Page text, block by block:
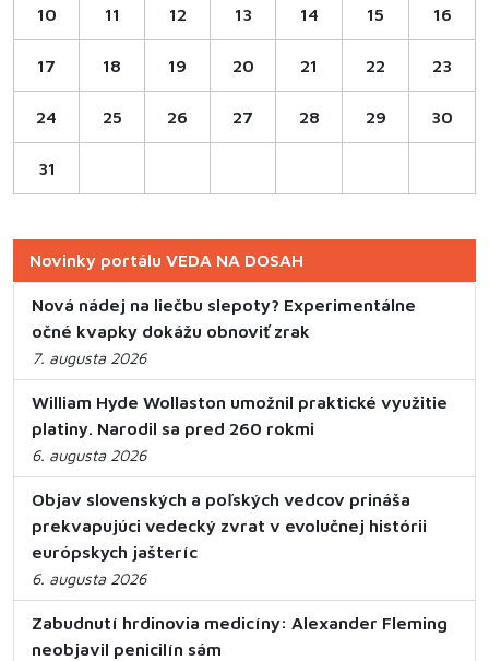
10 11 12 13 14 15 16
17 18 19 20 21 22 23
24 25 26 27 28 29 30
31
Novinky portálu VEDA NA DOSAH
Nová nádej na liečbu slepoty? Experimentálne
očné kvapky dokážu obnoviť zrak
7. augusta 2026
William Hyde Wollaston umožnil praktické využitie
platiny. Narodil sa pred 260 rokmi
6. augusta 2026
Objav slovenských a poľských vedcov prináša
prekvapujúci vedecký zvrat v evolučnej histórii
európskych jašteríc
6. augusta 2026
Zabudnutí hrdinovia medicíny: Alexander Fleming
neobjavil penicilín sám